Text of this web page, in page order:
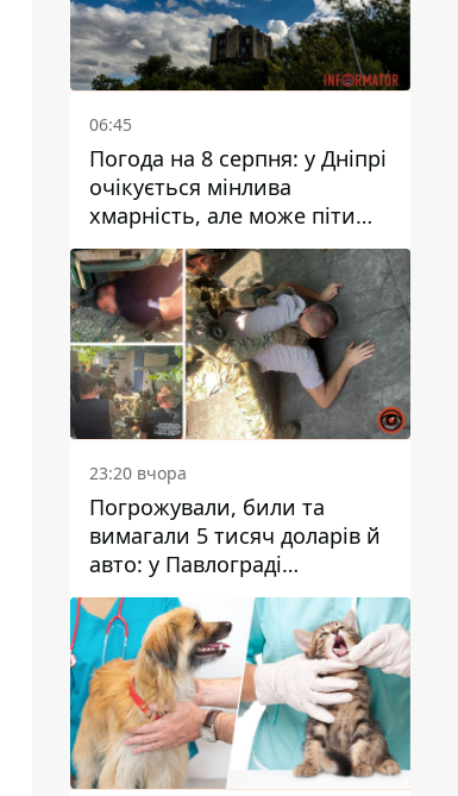
06:45
Погода на 8 серпня: у Дніпрі
очікується мінлива
хмарність, але може піти
дощ
23:20 вчора
Погрожували, били та
вимагали 5 тисяч доларів й
авто: у Павлограді
затримали двох чоловіків